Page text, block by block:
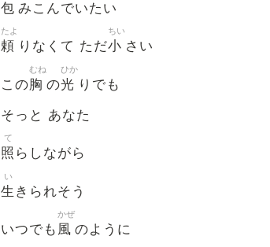
包 みこんでいたい
頼
たよ
りなくて ただ小
ちい
さい
この胸
むね
の光
ひか
りでも
そっと あなた
照
て
らしながら
生
い
きられそう
いつでも 風
かぜ
のように